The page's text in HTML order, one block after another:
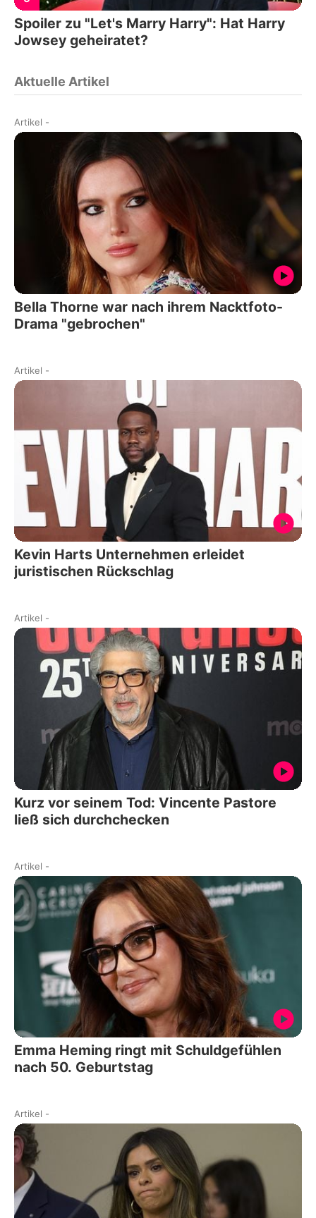
Spoiler zu "Let's Marry Harry": Hat Harry
Jowsey geheiratet?
Aktuelle Artikel
Artikel -
Bella Thorne war nach ihrem Nacktfoto-
Drama "gebrochen"
Artikel -
Kevin Harts Unternehmen erleidet
juristischen Rückschlag
Artikel -
Kurz vor seinem Tod: Vincente Pastore
ließ sich durchchecken
Artikel -
Emma Heming ringt mit Schuldgefühlen
nach 50. Geburtstag
Artikel -